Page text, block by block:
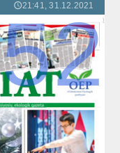
🕔21:41, 31.12.2021
52